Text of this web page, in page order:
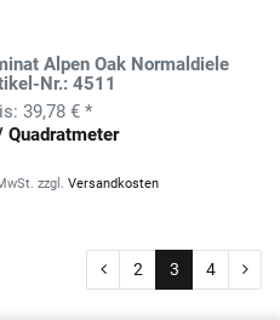
Alpen Oak Normaldiele
Nr.: 4511
39,78 € *
Quadratmeter
zzgl.Versandkosten
2 3 4